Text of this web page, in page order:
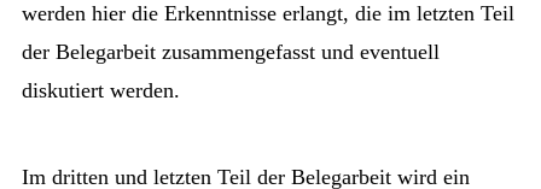
werden hier die Erkenntnisse erlangt, die im letzten Teil
der Belegarbeit zusammengefasst und eventuell
diskutiert werden.
Im dritten und letzten Teil der Belegarbeit wird ein